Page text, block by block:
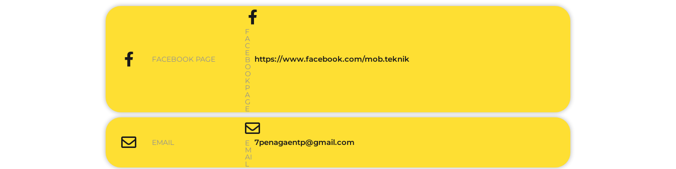
FACEBOOK PAGE
F
A
C
E
B
O
O
K
P
A
G
E
https://www.facebook.com/mob.teknik
EMAIL E
M
AI
L
7penagaentp@gmail.com